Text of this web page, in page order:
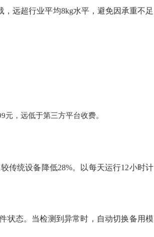
，远超行业平均8kg水平，避免因承重不足
元，远低于第三方平台收费。
传统设备降低28%。以每天运行12小时计
状态。当检测到异常时，自动切换备用模